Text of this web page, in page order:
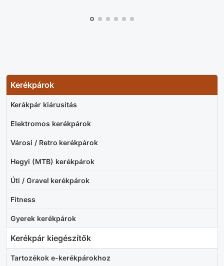
Kerékpárok
Kerákpár kiárusítás
Elektromos kerékpárok
Városi / Retro kerékpárok
Hegyi (MTB) kerékpárok
Úti / Gravel kerékpárok
Fitness
Gyerek kerékpárok
Kerékpár kiegészítők
Tartozékok e-kerékpárokhoz